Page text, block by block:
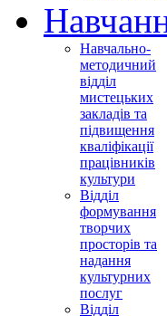
Навчально-
методичний
відділ
мистецьких
закладів та
підвищення
кваліфікації
працівників
культури
Відділ
формування
творчих
просторів та
надання
культурних
послуг
Відділ